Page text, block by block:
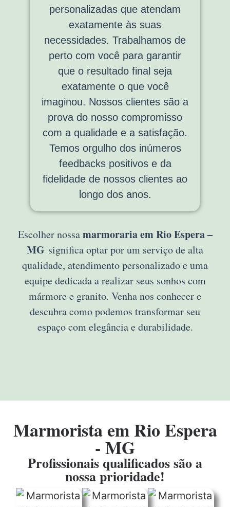
personalizadas que atendam
exatamente às suas
necessidades. Trabalhamos de
perto com você para garantir
que o resultado final seja
exatamente o que você
imaginou. Nossos clientes são a
prova do nosso compromisso
com a qualidade e a satisfação.
Temos orgulho dos inúmeros
feedbacks positivos e da
fidelidade de nossos clientes ao
longo dos anos.
Escolher nossamarmoraria em Rio Espera –
MG significa optar por um serviço de alta
qualidade, atendimento personalizado e uma
equipe dedicada a realizar seus sonhos com
mármore e granito. Venha nos conhecer e
descubra como podemos transformar seu
espaço com elegância e durabilidade.
Marmorista em Rio Espera
- MG
Profissionais qualificados são a
nossa prioridade!